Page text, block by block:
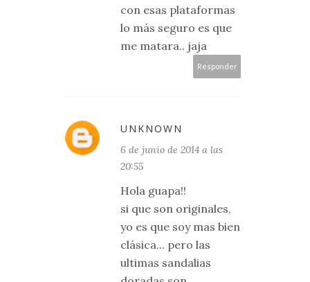
con esas plataformas
lo más seguro es que
me matara.. jaja
Responder
UNKNOWN
6 de junio de 2014 a las
20:55
Hola guapa!!
si que son originales,
yo es que soy mas bien
clásica... pero las
ultimas sandalias